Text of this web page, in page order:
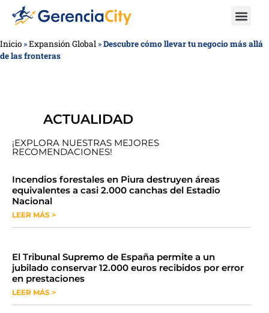
Inicio »Expansión Global »Descubre cómo llevar tu negocio más allá
de las fronteras
ACTUALIDAD
¡EXPLORA NUESTRAS MEJORES
RECOMENDACIONES!
​​​​Incendios forestales en Piura destruyen áreas
equivalentes a casi 2.000 canchas del Estadio
Nacional
LEER MÁS >
​El Tribunal Supremo de España permite a un
jubilado conservar 12.000 euros recibidos por error
en prestaciones
LEER MÁS >